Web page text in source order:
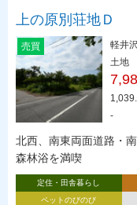
上の原別荘地Ｄ
売買
軽井
土地
-
北西、南東両面道路・
森林浴を満喫
定住・田舎暮らし
ペットのびのび